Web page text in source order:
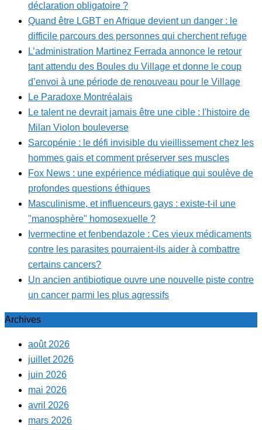
déclaration obligatoire ?
Quand être LGBT en Afrique devient un danger : le
difficile parcours des personnes qui cherchent refuge
L’administration Martinez Ferrada annonce le retour
tant attendu des Boules du Village et donne le coup
d’envoi à une période de renouveau pour le Village
Le Paradoxe Montréalais
Le talent ne devrait jamais être une cible : l'histoire de
Milan Violon bouleverse
Sarcopénie : le défi invisible du vieillissement chez les
hommes gais et comment préserver ses muscles
Fox News : une expérience médiatique qui soulève de
profondes questions éthiques
Masculinisme, et influenceurs gays : existe-t-il une
"manosphère" homosexuelle ?
Ivermectine et fenbendazole : Ces vieux médicaments
contre les parasites pourraient-ils aider à combattre
certains cancers?
Un ancien antibiotique ouvre une nouvelle piste contre
un cancer parmi les plus agressifs
Archives
août 2026
juillet 2026
juin 2026
mai 2026
avril 2026
mars 2026